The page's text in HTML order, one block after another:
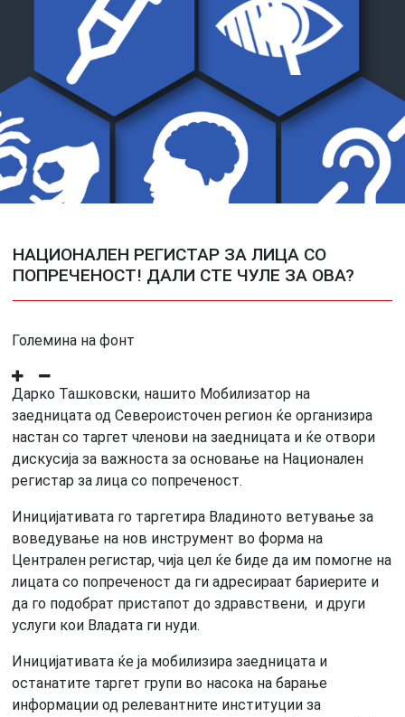
НАЦИОНАЛЕН РЕГИСТАР ЗА ЛИЦА СО
ПОПРЕЧЕНОСТ! ДАЛИ СТЕ ЧУЛЕ ЗА ОВА?
Големина на фонт
Дарко Ташковски, нашито Мобилизатор на
заедницата од Североисточен регион ќе организира
настан со таргет членови на заедницата и ќе отвори
дискусија за важноста за основање на Национален
регистар за лица со попреченост.
Иницијативата го таргетира Владиното ветување за
воведување на нов инструмент во форма на
Централен регистар, чија цел ќе биде да им помогне на
лицата со попреченост да ги адресираат бариерите и
да го подобрат пристапот до здравствени, и други
услуги кои Владата ги нуди.
Иницијативата ќе ја мобилизира заедницата и
останатите таргет групи во насока на барање
информации од релевантните институции за